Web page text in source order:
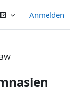
Anmelden